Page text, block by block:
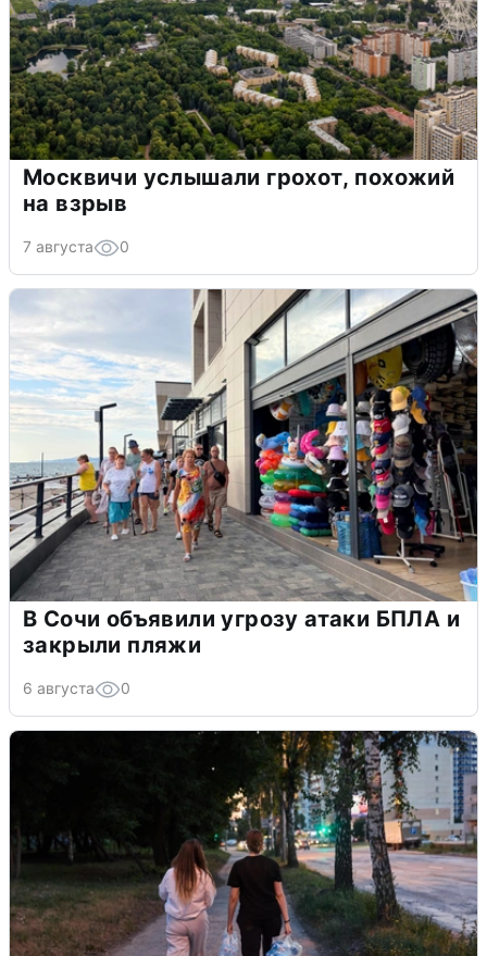
Москвичи услышали грохот, похожий
на взрыв
7 августа 0
В Сочи объявили угрозу атаки БПЛА и
закрыли пляжи
6 августа 0